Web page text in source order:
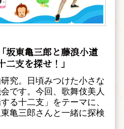
坂東亀三郎と藤浪小道
支を探せ！」
究。日頃みつけた小さな
です。今回、歌舞伎美人
る十二支」をテーマに、
亀三郎さんと一緒に探検